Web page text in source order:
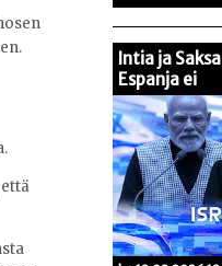
Intia ja
Espanja ei